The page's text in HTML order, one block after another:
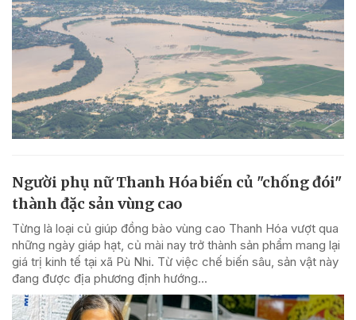
Người phụ nữ Thanh Hóa biến củ "chống đói"
thành đặc sản vùng cao
Từng là loại củ giúp đồng bào vùng cao Thanh Hóa vượt qua
những ngày giáp hạt, củ mài nay trở thành sản phẩm mang lại
giá trị kinh tế tại xã Pù Nhi. Từ việc chế biến sâu, sản vật này
đang được địa phương định hướng...